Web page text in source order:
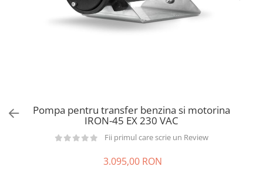
Rezervoare stationare supraterane
Pompa pentru transfer benzina si motorina
IRON-45 EX 230 VAC
Fii primul care scrie un Review
3.095,00 RON